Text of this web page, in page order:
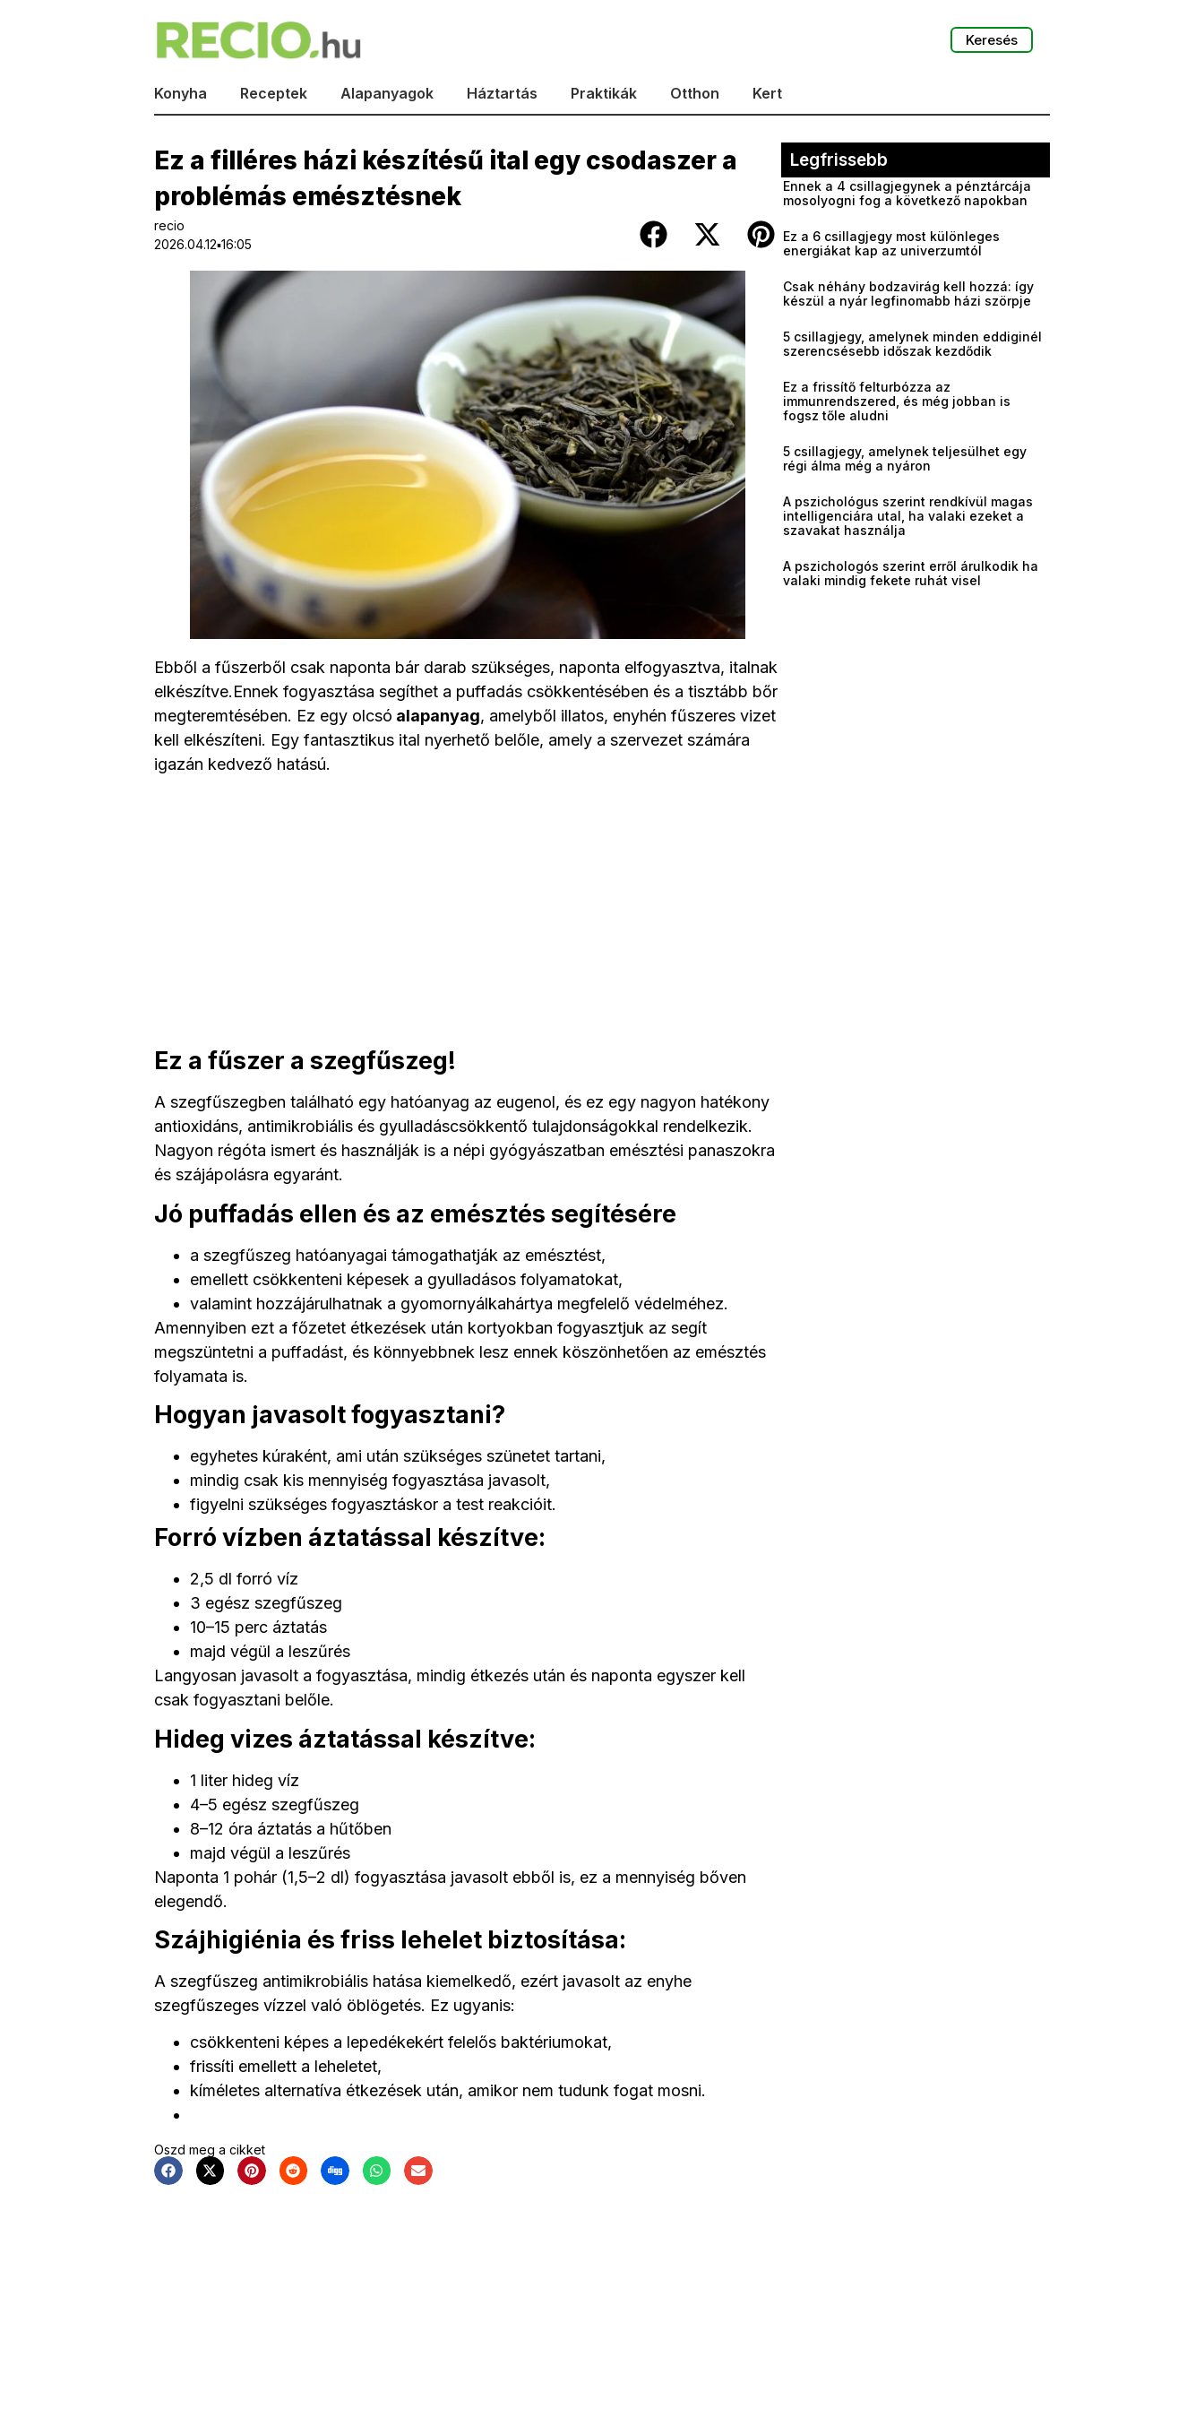
Keresés
Konyha Receptek Alapanyagok Háztartás Praktikák Otthon Kert
Ez a filléres házi készítésű ital egy csodaszer a
problémás emésztésnek
recio
2026.04.12▪16:05
Ebből a fűszerből csak naponta bár darab szükséges, naponta elfogyasztva, italnak
elkészítve.Ennek fogyasztása segíthet a puffadás csökkentésében és a tisztább bőr
megteremtésében. Ez egy olcsó alapanyag, amelyből illatos, enyhén fűszeres vizet
kell elkészíteni. Egy fantasztikus ital nyerhető belőle, amely a szervezet számára
igazán kedvező hatású.
Ez a fűszer a szegfűszeg!
A szegfűszegben található egy hatóanyag az eugenol, és ez egy nagyon hatékony
antioxidáns, antimikrobiális és gyulladáscsökkentő tulajdonságokkal rendelkezik.
Nagyon régóta ismert és használják is a népi gyógyászatban emésztési panaszokra
és szájápolásra egyaránt.
Jó puffadás ellen és az emésztés segítésére
a szegfűszeg hatóanyagai támogathatják az emésztést,
emellett csökkenteni képesek a gyulladásos folyamatokat,
valamint hozzájárulhatnak a gyomornyálkahártya megfelelő védelméhez.
Amennyiben ezt a főzetet étkezések után kortyokban fogyasztjuk az segít
megszüntetni a puffadást, és könnyebbnek lesz ennek köszönhetően az emésztés
folyamata is.
Hogyan javasolt fogyasztani?
egyhetes kúraként, ami után szükséges szünetet tartani,
mindig csak kis mennyiség fogyasztása javasolt,
figyelni szükséges fogyasztáskor a test reakcióit.
Forró vízben áztatással készítve:
2,5 dl forró víz
3 egész szegfűszeg
10–15 perc áztatás
majd végül a leszűrés
Langyosan javasolt a fogyasztása, mindig étkezés után és naponta egyszer kell
csak fogyasztani belőle.
Hideg vizes áztatással készítve:
1 liter hideg víz
4–5 egész szegfűszeg
8–12 óra áztatás a hűtőben
majd végül a leszűrés
Naponta 1 pohár (1,5–2 dl) fogyasztása javasolt ebből is, ez a mennyiség bőven
elegendő.
Szájhigiénia és friss lehelet biztosítása:
A szegfűszeg antimikrobiális hatása kiemelkedő, ezért javasolt az enyhe
szegfűszeges vízzel való öblögetés. Ez ugyanis:
csökkenteni képes a lepedékekért felelős baktériumokat,
frissíti emellett a leheletet,
kíméletes alternatíva étkezések után, amikor nem tudunk fogat mosni.
Oszd meg a cikket
Legfrissebb
Ennek a 4 csillagjegynek a pénztárcája
mosolyogni fog a következő napokban
Ez a 6 csillagjegy most különleges
energiákat kap az univerzumtól
Csak néhány bodzavirág kell hozzá: így
készül a nyár legfinomabb házi szörpje
5 csillagjegy, amelynek minden eddiginél
szerencsésebb időszak kezdődik
Ez a frissítő felturbózza az
immunrendszered, és még jobban is
fogsz tőle aludni
5 csillagjegy, amelynek teljesülhet egy
régi álma még a nyáron
A pszichológus szerint rendkívül magas
intelligenciára utal, ha valaki ezeket a
szavakat használja
A pszichologós szerint erről árulkodik ha
valaki mindig fekete ruhát visel